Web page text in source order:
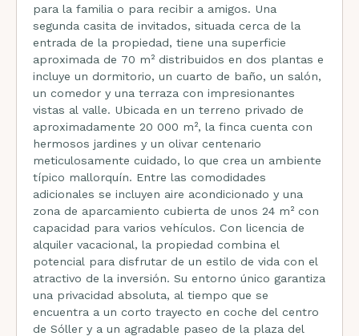
para la familia o para recibir a amigos. Una
segunda casita de invitados, situada cerca de la
entrada de la propiedad, tiene una superficie
aproximada de 70 m² distribuidos en dos plantas e
incluye un dormitorio, un cuarto de baño, un salón,
un comedor y una terraza con impresionantes
vistas al valle. Ubicada en un terreno privado de
aproximadamente 20 000 m², la finca cuenta con
hermosos jardines y un olivar centenario
meticulosamente cuidado, lo que crea un ambiente
típico mallorquín. Entre las comodidades
adicionales se incluyen aire acondicionado y una
zona de aparcamiento cubierta de unos 24 m² con
capacidad para varios vehículos. Con licencia de
alquiler vacacional, la propiedad combina el
potencial para disfrutar de un estilo de vida con el
atractivo de la inversión. Su entorno único garantiza
una privacidad absoluta, al tiempo que se
encuentra a un corto trayecto en coche del centro
de Sóller y a un agradable paseo de la plaza del